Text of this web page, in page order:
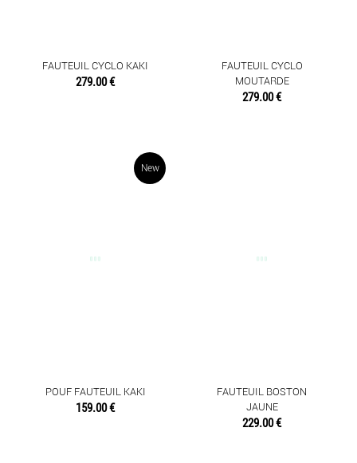
FAUTEUIL CYCLO KAKI
279.00 €
FAUTEUIL CYCLO
MOUTARDE
279.00 €
New
POUF FAUTEUIL KAKI
159.00 €
FAUTEUIL BOSTON
JAUNE
229.00 €